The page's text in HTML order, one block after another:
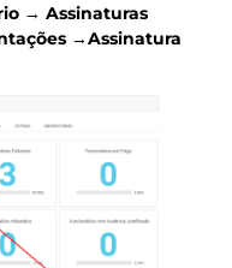
→ Assinaturas
→Assinatura